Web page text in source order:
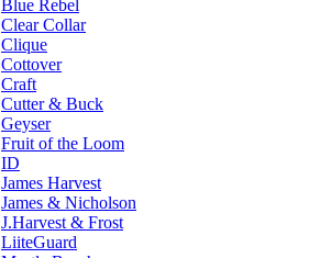
Blue Rebel
Clear Collar
Clique
Cottover
Craft
Cutter & Buck
Geyser
Fruit of the Loom
ID
James Harvest
James & Nicholson
J.Harvest & Frost
LiiteGuard